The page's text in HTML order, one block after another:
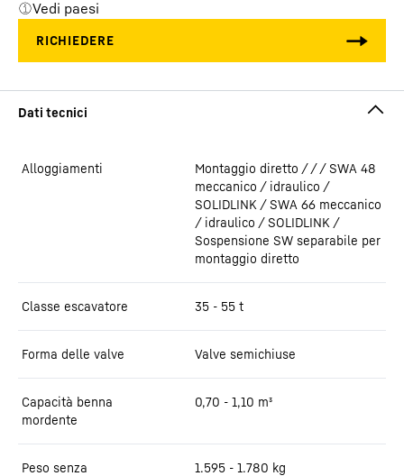
Vedi paesi
Alloggiamenti
Montaggio diretto / / / SWA 48
meccanico / idraulico /
SOLIDLINK / SWA 66 meccanico
/ idraulico / SOLIDLINK /
Sospensione SW separabile per
montaggio diretto
Classe escavatore 35 - 55 t
Forma delle valve Valve semichiuse
Capacità benna
mordente
0,70 - 1,10 m³
Peso senza
1.595 - 1.780 kg